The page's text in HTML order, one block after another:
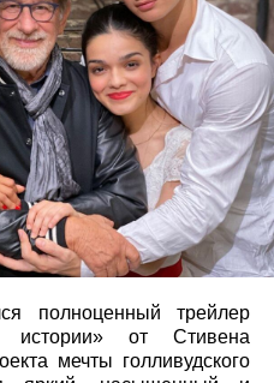
полноценный трейлер
истории» от Стивена
мечты голливудского